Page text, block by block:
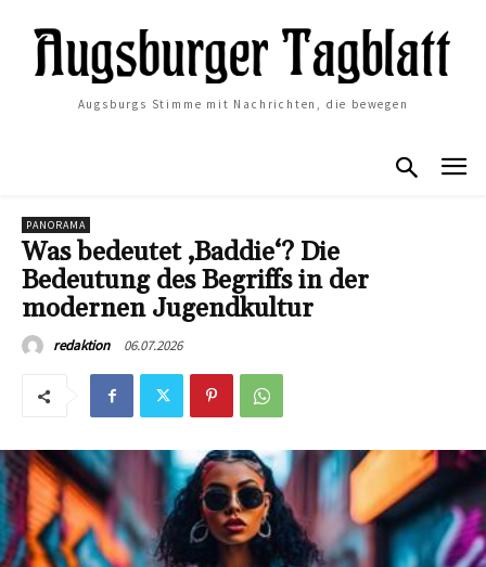
Augsburgs Stimme mit Nachrichten, die bewegen
PANORAMA
Was bedeutet ‚Baddie‘? Die
Bedeutung des Begriffs in der
modernen Jugendkultur
redaktion 06.07.2026